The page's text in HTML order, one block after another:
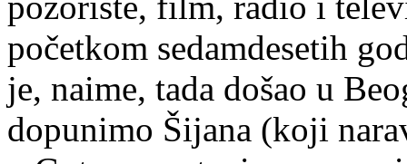
početkom sedamdesetih
je, naime, tada došao u
dopunimo Šijana (koji